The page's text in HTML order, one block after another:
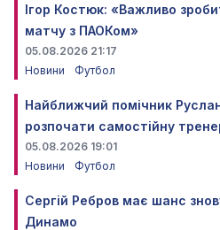
Ігор Костюк: «Важливо
матчу з ПАОКом»
05.08.2026 21:17
Новини
Футбол
Найближчий помічник
розпочати самостійну
05.08.2026 19:01
Новини
Футбол
Сергій Ребров має шанс
Динамо